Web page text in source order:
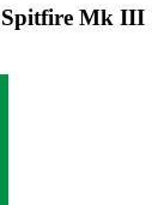
Spitfire Mk III